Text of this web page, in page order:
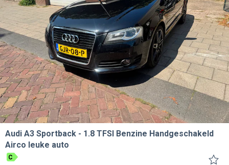
Audi A3 Sportback
1.8 TFSI Benzine Handgeschakeld
Airco leuke auto
C